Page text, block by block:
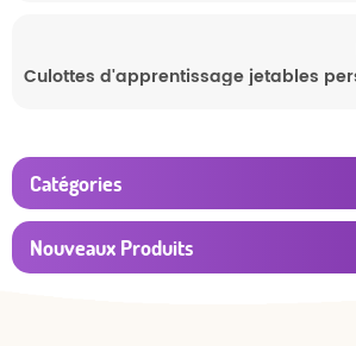
Catégories
Nouveaux Produits